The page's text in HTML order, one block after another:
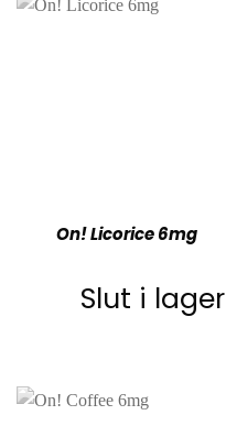
On! Licorice 6mg
Slut i lager